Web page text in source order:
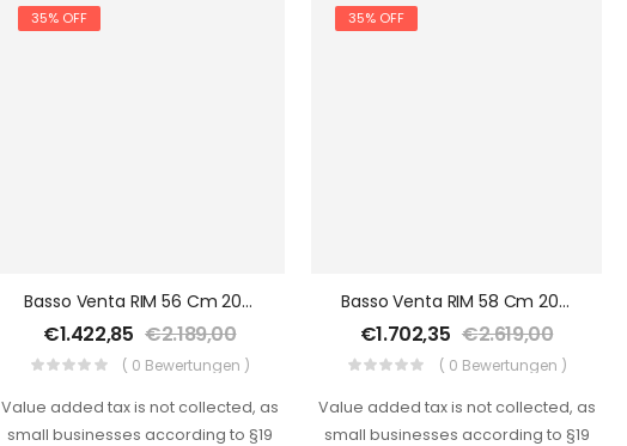
35% OFF
Basso Venta RIM 56 Cm 2021
€1.422,85 €2.189,00
( 0 Bewertungen )
Value added tax is not collected, as
small businesses according to §19
35% OFF
Basso Venta RIM 58 Cm 2021
€1.702,35 €2.619,00
( 0 Bewertungen )
Value added tax is not collected, as
small businesses according to §19